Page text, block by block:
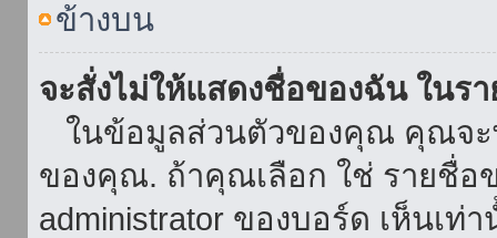
ข้างบน
จะสั่งไม่ให้แสดงชื่อของฉัน ในร
ในข้อมูลส่วนตัวของคุณ คุณจะ
ของคุณ. ถ้าคุณเลือก ใช่ รายชื่
administrator ของบอร์ด เห็นเ